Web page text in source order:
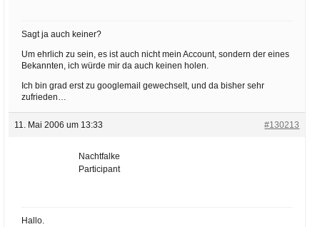
Sagt ja auch keiner?
Um ehrlich zu sein, es ist auch nicht mein Account, sondern der eines
Bekannten, ich würde mir da auch keinen holen.
Ich bin grad erst zu googlemail gewechselt, und da bisher sehr
zufrieden…
11. Mai 2006 um 13:33 #130213
Nachtfalke
Participant
Hallo.